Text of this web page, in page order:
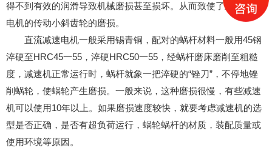
得不到有效的润滑导致机械磨损甚至损坏。从而致使了直流减速
电机的传动小斜齿轮的磨损。
直流减速电机一般采用锡青铜，配对的蜗杆材料一般用45钢
淬硬至HRC45一55，淬硬HRC50一55，经蜗杆磨床磨削至粗糙
度，减速机正常运行时，蜗杆就象一把淬硬的“锉刀”，不停地锉
削蜗轮，使蜗轮产生磨损。一般来说，这种磨损很慢，有些减速
机可以使用10年以上。如果磨损速度较快，就要考虑减速机的选
型是否正确，是否有超负荷运行，蜗轮蜗杆的材质，装配质量或
使用环境等原因。